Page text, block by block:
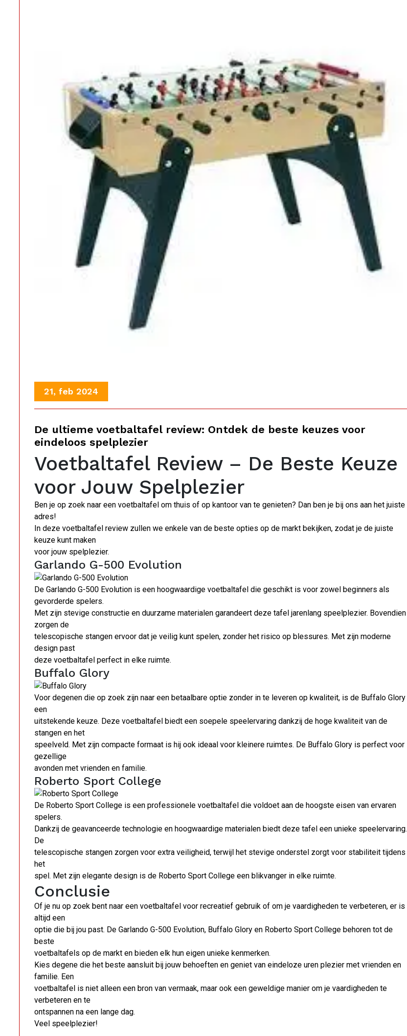
21, feb 2024
De ultieme voetbaltafel review: Ontdek de beste keuzes voor
eindeloos spelplezier
Voetbaltafel Review – De Beste Keuze
voor Jouw Spelplezier
Ben je op zoek naar een voetbaltafel om thuis of op kantoor van te genieten? Dan ben je bij ons aan het juiste
adres!
In deze voetbaltafel review zullen we enkele van de beste opties op de markt bekijken, zodat je de juiste
keuze kunt maken
voor jouw spelplezier.
Garlando G-500 Evolution
De Garlando G-500 Evolution is een hoogwaardige voetbaltafel die geschikt is voor zowel beginners als
gevorderde spelers.
Met zijn stevige constructie en duurzame materialen garandeert deze tafel jarenlang speelplezier. Bovendien
zorgen de
telescopische stangen ervoor dat je veilig kunt spelen, zonder het risico op blessures. Met zijn moderne
design past
deze voetbaltafel perfect in elke ruimte.
Buffalo Glory
Voor degenen die op zoek zijn naar een betaalbare optie zonder in te leveren op kwaliteit, is de Buffalo Glory
een
uitstekende keuze. Deze voetbaltafel biedt een soepele speelervaring dankzij de hoge kwaliteit van de
stangen en het
speelveld. Met zijn compacte formaat is hij ook ideaal voor kleinere ruimtes. De Buffalo Glory is perfect voor
gezellige
avonden met vrienden en familie.
Roberto Sport College
De Roberto Sport College is een professionele voetbaltafel die voldoet aan de hoogste eisen van ervaren
spelers.
Dankzij de geavanceerde technologie en hoogwaardige materialen biedt deze tafel een unieke speelervaring.
De
telescopische stangen zorgen voor extra veiligheid, terwijl het stevige onderstel zorgt voor stabiliteit tijdens
het
spel. Met zijn elegante design is de Roberto Sport College een blikvanger in elke ruimte.
Conclusie
Of je nu op zoek bent naar een voetbaltafel voor recreatief gebruik of om je vaardigheden te verbeteren, er is
altijd een
optie die bij jou past. De Garlando G-500 Evolution, Buffalo Glory en Roberto Sport College behoren tot de
beste
voetbaltafels op de markt en bieden elk hun eigen unieke kenmerken.
Kies degene die het beste aansluit bij jouw behoeften en geniet van eindeloze uren plezier met vrienden en
familie. Een
voetbaltafel is niet alleen een bron van vermaak, maar ook een geweldige manier om je vaardigheden te
verbeteren en te
ontspannen na een lange dag.
Veel speelplezier!